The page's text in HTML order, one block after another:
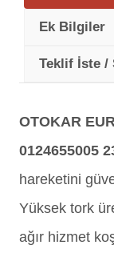
Ek Bilgiler
Teklif İste /
OTOKAR
0124655005
hareketini
Yüksek tork
ağır hizmet